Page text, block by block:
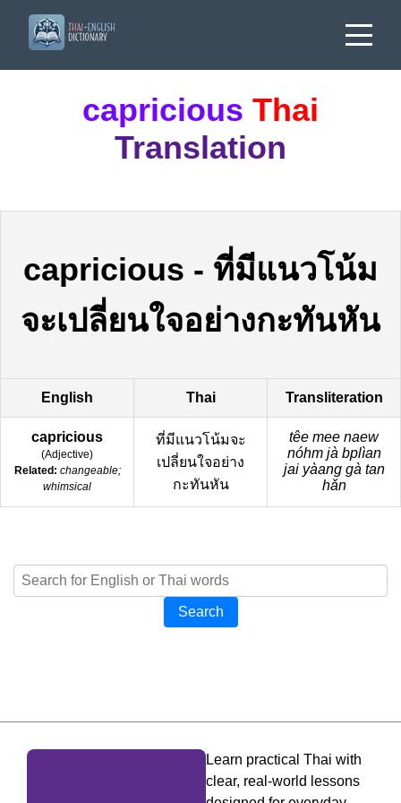
capricious Thai
Translation
capricious - ที่มีแนวโน้ม
จะเปลี่ยนใจอย่างกะทันหัน
English Thai Transliteration
capricious
(Adjective)
Related: changeable;
whimsical
ที่มีแนวโน้มจะ
เปลี่ยนใจอย่าง
กะทันหัน
têe mee naew
nóhm jà bplìan
jai yàang gà tan
hǎn
Search
Learn practical Thai with
clear, real-world lessons